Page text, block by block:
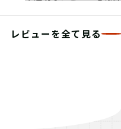
する
レビューを全て見る